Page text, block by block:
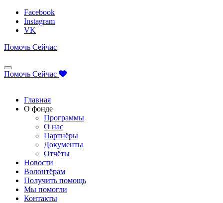
Facebook
Instagram
VK
Помочь Сейчас
Помочь Сейчас
Главная
О фонде
Программы
О нас
Партнёры
Документы
Отчёты
Новости
Волонтёрам
Получить помощь
Мы помогли
Контакты